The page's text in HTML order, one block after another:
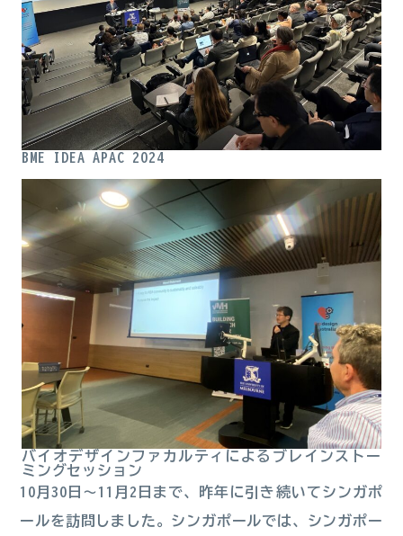
BME IDEA APAC 2024
バイオデザインファカルティによるブレインストー
ミングセッション
10月30日～11月2日まで、昨年に引き続いてシンガポ
ールを訪問しました。シンガポールでは、シンガポー